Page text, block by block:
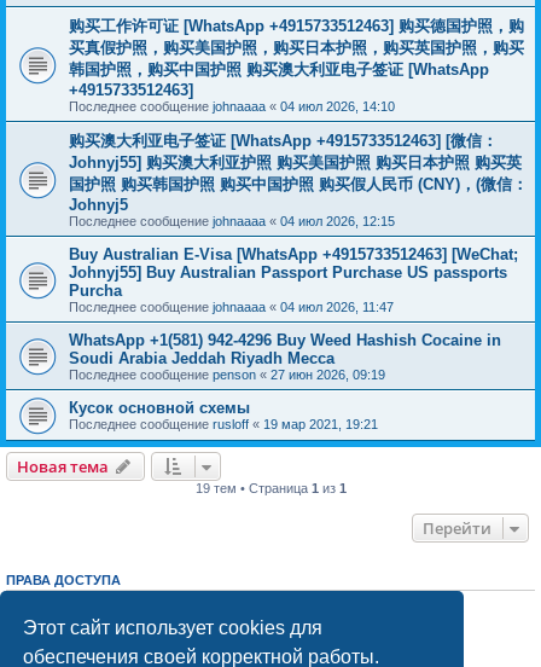
Этот сайт использует cookies для
обеспечения своей корректной работы.
购买工作许可证 [WhatsApp +4915733512463] 购买德国护照，购
买真假护照，购买美国护照，购买日本护照，购买英国护照，购买
韩国护照，购买中国护照 购买澳大利亚电子签证 [WhatsApp
+4915733512463]
Последнее сообщение johnaaaa « 04 июл 2026, 14:10
购买澳大利亚电子签证 [WhatsApp +4915733512463] [微信：
Johnyj55] 购买澳大利亚护照 购买美国护照 购买日本护照 购买英
国护照 购买韩国护照 购买中国护照 购买假人民币 (CNY)，(微信：
Johnyj5
Последнее сообщение johnaaaa « 04 июл 2026, 12:15
Buy Australian E-Visa [WhatsApp +4915733512463] [WeChat;
Johnyj55] Buy Australian Passport Purchase US passports
Purcha
Последнее сообщение johnaaaa « 04 июл 2026, 11:47
WhatsApp +1(581) 942-4296 Buy Weed Hashish Cocaine in
Soudi Arabia Jeddah Riyadh Mecca
Последнее сообщение penson « 27 июн 2026, 09:19
Кусок основной схемы
Последнее сообщение rusloff « 19 мар 2021, 19:21
Новая тема
19 тем • Страница 1 из 1
Перейти
ПРАВА ДОСТУПА
Выне можетеотвечать на сообщения
Выне можетередактировать свои сообщения
Выне можетеудалять свои сообщения